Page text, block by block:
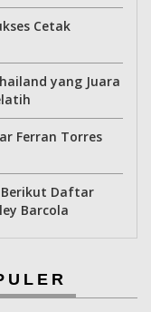
Cetak
yang Juara
Ferran Torres
Berikut Daftar
Barcola